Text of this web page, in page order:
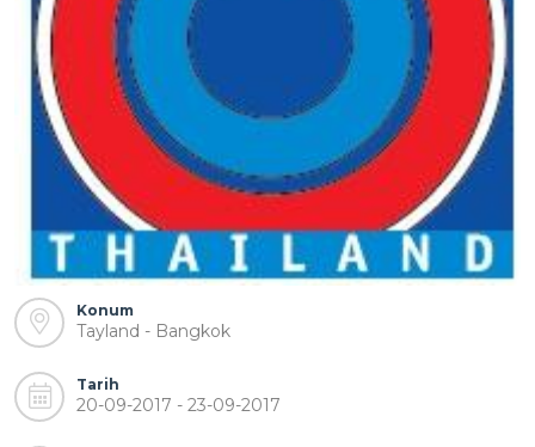
Konum
Tayland - Bangkok
Tarih
20-09-2017 - 23-09-2017